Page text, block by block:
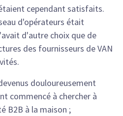
cependant satisfaits.
d'opérateurs était
d'autre choix que de
des fournisseurs de VAN
douloureusement
commencé à chercher à
B2B à la maison ;